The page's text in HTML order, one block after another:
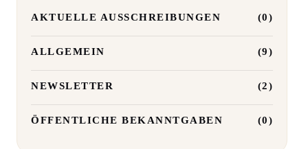
AKTUELLE AUSSCHREIBUNGEN (0)
ALLGEMEIN (9)
NEWSLETTER (2)
ÖFFENTLICHE BEKANNTGABEN (0)